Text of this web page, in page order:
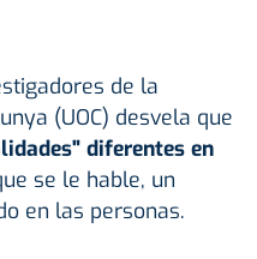
de la
(UOC) desvela que
diferentes en
se le hable, un
en las personas.